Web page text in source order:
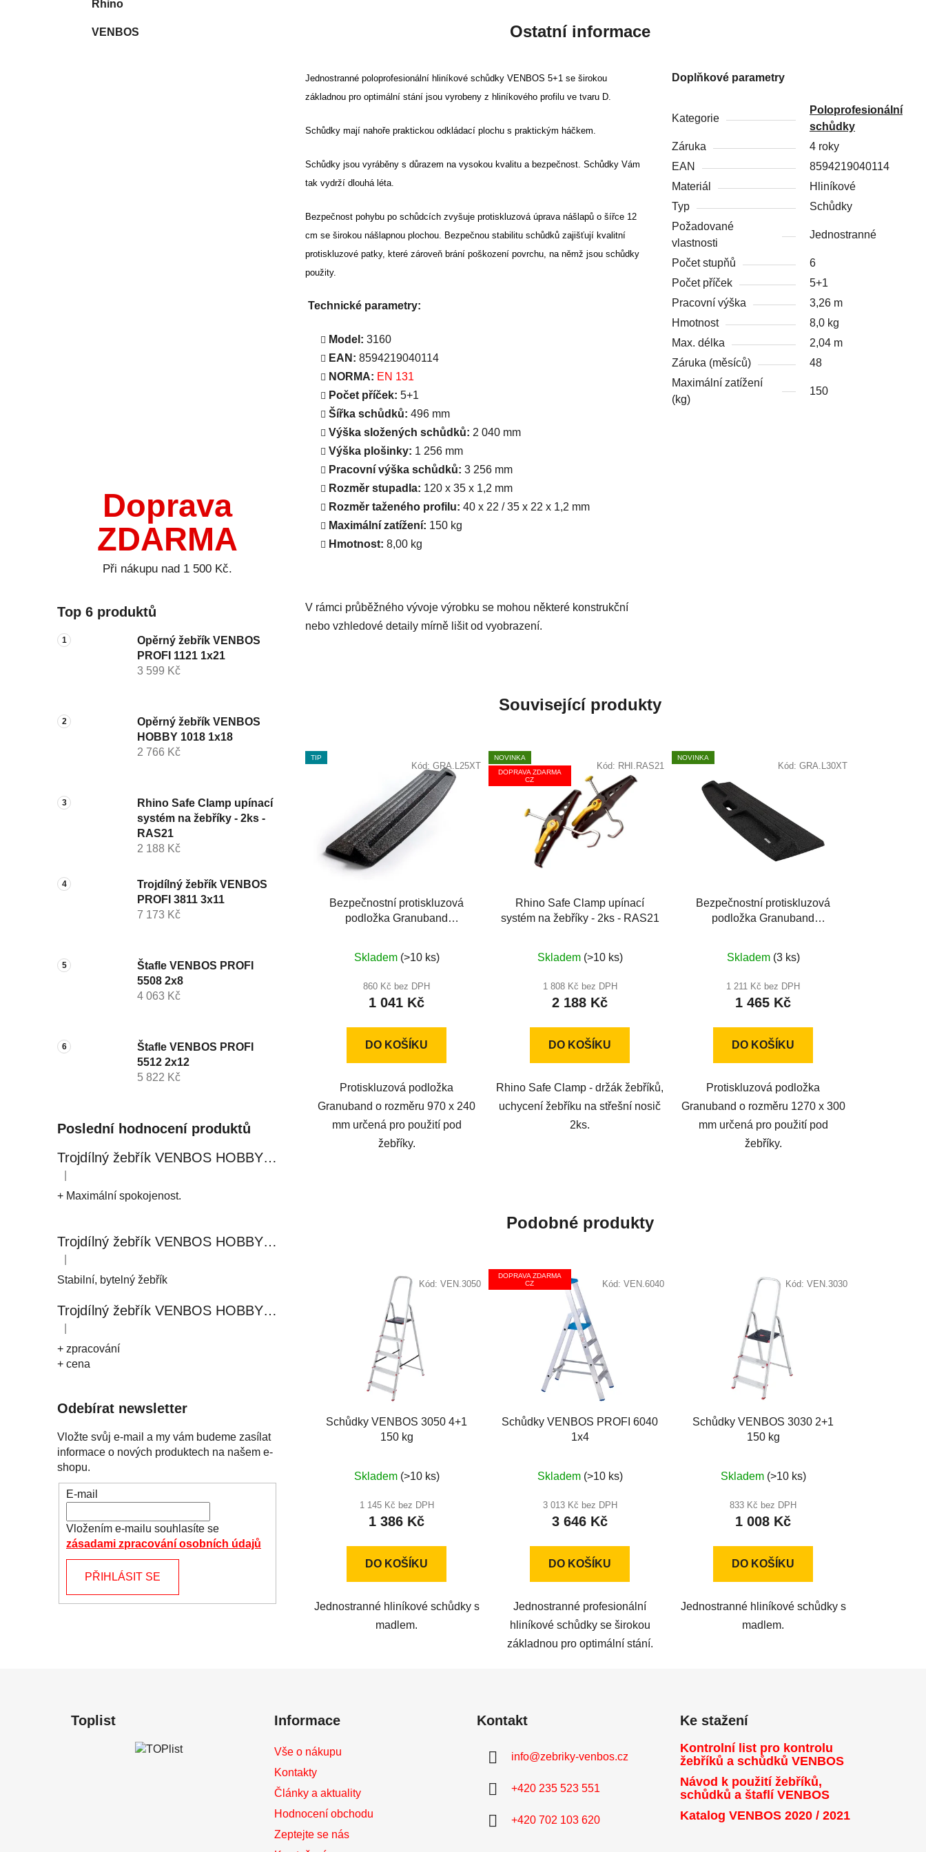
Rhino
VENBOS
Doprava
ZDARMA
Při nákupu nad 1 500 Kč.
Top 6 produktů
Opěrný žebřík VENBOS
PROFI 1121 1x21
3 599 Kč
Opěrný žebřík VENBOS
HOBBY 1018 1x18
2 766 Kč
Rhino Safe Clamp upínací
systém na žebříky - 2ks -
RAS21
2 188 Kč
Trojdílný žebřík VENBOS
PROFI 3811 3x11
7 173 Kč
Štafle VENBOS PROFI
5508 2x8
4 063 Kč
Štafle VENBOS PROFI
5512 2x12
5 822 Kč
Poslední hodnocení produktů
Trojdílný žebřík VENBOS HOBBY 4409 3x9
Hodnocení produktu je 5 z 5 hvězdiček.
+ Maximální spokojenost.
Trojdílný žebřík VENBOS HOBBY 4411 3x11
Hodnocení produktu je 5 z 5 hvězdiček.
Stabilní, bytelný žebřík
Trojdílný žebřík VENBOS HOBBY 4408 3x8
Hodnocení produktu je 5 z 5 hvězdiček.
+ zpracování
+ cena
Odebírat newsletter
Vložte svůj e-mail a my vám budeme zasílat
informace o nových produktech na našem e-
shopu.
E-mail
Vložením e-mailu souhlasíte se
zásadami zpracování osobních údajů
PŘIHLÁSIT SE
Ostatní informace
Jednostranné poloprofesionální hliníkové schůdky VENBOS 5+1 se širokou
základnou pro optimální stání jsou vyrobeny z hliníkového profilu ve tvaru D.
Schůdky mají nahoře praktickou odkládací plochu s praktickým háčkem.
Schůdky jsou vyráběny s důrazem na vysokou kvalitu a bezpečnost. Schůdky Vám
tak vydrží dlouhá léta.
Bezpečnost pohybu po schůdcích zvyšuje protiskluzová úprava nášlapů o šířce 12
cm se širokou nášlapnou plochou. Bezpečnou stabilitu schůdků zajišťují kvalitní
protiskluzové patky, které zároveň brání poškození povrchu, na němž jsou schůdky
použity.
Technické parametry:
Model: 3160
EAN: 8594219040114
NORMA: EN 131
Počet příček: 5+1
Šířka schůdků: 496 mm
Výška složených schůdků: 2 040 mm
Výška plošinky: 1 256 mm
Pracovní výška schůdků: 3 256 mm
Rozměr stupadla: 120 x 35 x 1,2 mm
Rozměr taženého profilu: 40 x 22 / 35 x 22 x 1,2 mm
Maximální zatížení: 150 kg
Hmotnost: 8,00 kg
V rámci průběžného vývoje výrobku se mohou některé konstrukční
nebo vzhledové detaily mírně lišit od vyobrazení.
Doplňkové parametry
Kategorie
Poloprofesionální
schůdky
Záruka
4 roky
EAN
8594219040114
Materiál
Hliníkové
Typ
Schůdky
Požadované
vlastnosti
Jednostranné
Počet stupňů
6
Počet příček
5+1
Pracovní výška
3,26 m
Hmotnost
8,0 kg
Max. délka
2,04 m
Záruka (měsíců)
48
Maximální zatížení
(kg)
150
Související produkty
TIP
Bezpečnostní protiskluzová
podložka Granuband
hodnocení
produktu
je
z
Skladem (>10 ks)
860 Kč bez DPH
1 041 Kč
DO KOŠÍKU
Protiskluzová podložka
Granuband o rozměru 970 x 240
mm určená pro použití pod
žebříky.
Kód: GRA.L25XT
NOVINKA
DOPRAVA ZDARMA
CZ
Rhino Safe Clamp upínací
systém na žebříky - 2ks - RAS21
hodnocení
produktu
je
z
Skladem (>10 ks)
1 808 Kč bez DPH
2 188 Kč
DO KOŠÍKU
Rhino Safe Clamp - držák žebříků,
uchycení žebříku na střešní nosič
2ks.
Kód: RHI.RAS21
NOVINKA
Bezpečnostní protiskluzová
podložka Granuband
Skladem (3 ks)
1 211 Kč bez DPH
1 465 Kč
DO KOŠÍKU
Protiskluzová podložka
Granuband o rozměru 1270 x 300
mm určená pro použití pod
žebříky.
Kód: GRA.L30XT
Podobné produkty
Schůdky VENBOS 3050 4+1
150 kg
hodnocení
produktu
je
z
Skladem (>10 ks)
1 145 Kč bez DPH
1 386 Kč
DO KOŠÍKU
Jednostranné hliníkové schůdky s
madlem.
Kód: VEN.3050
DOPRAVA ZDARMA
CZ
Schůdky VENBOS PROFI 6040
1x4
hodnocení
produktu
je
z
Skladem (>10 ks)
3 013 Kč bez DPH
3 646 Kč
DO KOŠÍKU
Jednostranné profesionální
hliníkové schůdky se širokou
základnou pro optimální stání.
Kód: VEN.6040
Schůdky VENBOS 3030 2+1
150 kg
hodnocení
produktu
je
z
Skladem (>10 ks)
833 Kč bez DPH
1 008 Kč
DO KOŠÍKU
Jednostranné hliníkové schůdky s
madlem.
Kód: VEN.3030
Toplist Informace
Vše o nákupu
Kontakty
Články a aktuality
Hodnocení obchodu
Zeptejte se nás
Kontakt
info@zebriky-venbos.cz
+420 235 523 551
+420 702 103 620
Ke stažení
Kontrolní list pro kontrolu
žebříků a schůdků VENBOS
Návod k použití žebříků,
schůdků a štaflí VENBOS
Katalog VENBOS 2020 / 2021